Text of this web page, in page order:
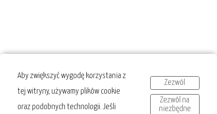
Aby zwiększyć wygodę korzystania z
tej witryny, używamy plików cookie
oraz podobnych technologii. Jeśli
Zezwól
Zezwól na
niezbędne